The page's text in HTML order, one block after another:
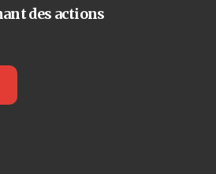
des actions